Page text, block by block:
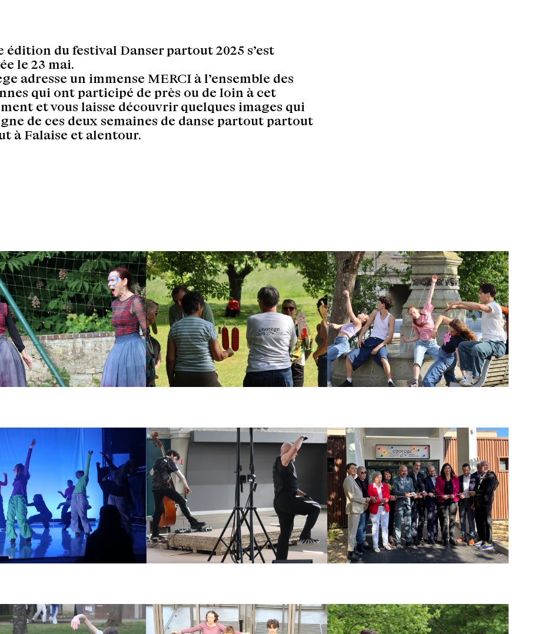
édition du festival Danser partout 2025 s’est
le 23 mai.
adresse un immense MERCI à l’ensemble des
qui ont participé de près ou de loin à cet
et vous laisse découvrir quelques images qui
de ces deux semaines de danse partout partout
à Falaise et alentour.